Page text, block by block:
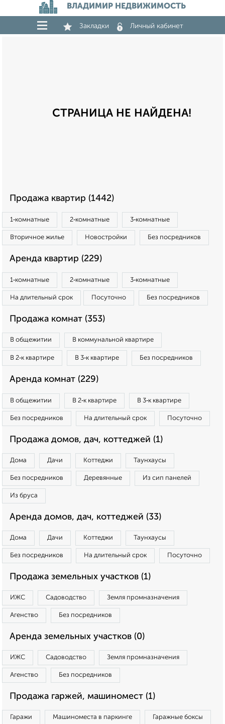
ВЛАДИМИР НЕДВИЖИМОСТЬ
Закладки Личный кабинет
СТРАНИЦА НЕ НАЙДЕНА!
Продажа квартир (1442)
1‑комнатные 2‑комнатные 3‑комнатные
Вторичное жилье Новостройки Без посредников
Аренда квартир (229)
1‑комнатные 2‑комнатные 3‑комнатные
На длительный срок Посуточно Без посредников
Продажа комнат (353)
В общежитии В коммунальной квартире
В 2‑к квартире В 3‑к квартире Без посредников
Аренда комнат (229)
В общежитии В 2‑к квартире В 3‑к квартире
Без посредников На длительный срок Посуточно
Продажа домов, дач, коттеджей (1)
Дома Дачи Коттеджи Таунхаусы
Без посредников Деревянные Из сип панелей
Из бруса
Аренда домов, дач, коттеджей (33)
Дома Дачи Коттеджи Таунхаусы
Без посредников На длительный срок Посуточно
Продажа земельных участков (1)
ИЖС Садоводство Земля промназначения
Агенство Без посредников
Аренда земельных участков (0)
ИЖС Садоводство Земля промназначения
Агенство Без посредников
Продажа гаржей, машиномест (1)
Гаражи Машиноместа в паркинге Гаражные боксы